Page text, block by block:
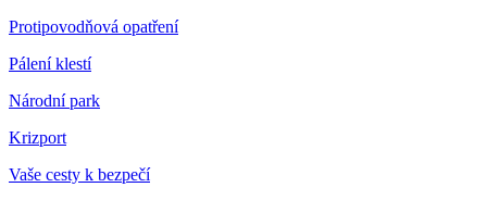
Protipovodňová opatření
Pálení klestí
Národní park
Krizport
Vaše cesty k bezpečí